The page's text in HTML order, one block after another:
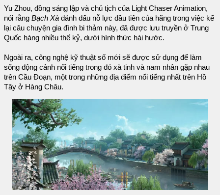
Yu Zhou, đồng sáng lập và chủ tịch của Light Chaser Animation,
nói rằng Bạch Xà đánh dấu nỗ lực đầu tiên của hãng trong việc kể
lại câu chuyện gia đình bi thảm này, đã được lưu truyền ở Trung
Quốc hàng nhiều thế kỷ, dưới hình thức hài hước.
Ngoài ra, công nghệ kỹ thuật số mới sẽ được sử dụng để làm
sống động cảnh nổi tiếng trong đó xà tinh và nam nhân gặp nhau
trên Cầu Đoạn, một trong những địa điểm nổi tiếng nhất trên Hồ
Tây ở Hàng Châu.